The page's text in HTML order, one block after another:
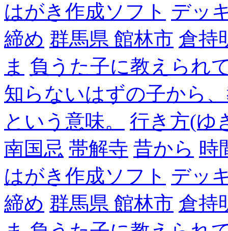
はがき作成ソフト デッ
締め 群馬県 館林市 倉持
ま 負うた子に教えられ
知らないはずの子から
という意味。
行き方(ゆ
南国忌 帯解寺 昔から 時
はがき作成ソフト デッ
締め 群馬県 館林市 倉持